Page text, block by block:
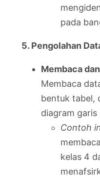
pada
5. Pengolahan
Membaca
Membaca
bentuk tabel,
diagram garis
Contoh
kelas 4